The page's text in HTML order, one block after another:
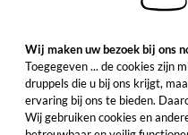
Wij maken uw bezoek bij ons
Toegegeven ... de cookies zijn
druppels die u bij ons krijgt,
ervaring bij ons te bieden.
Wij gebruiken cookies en